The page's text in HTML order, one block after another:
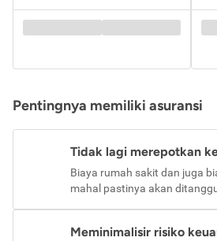
Pentingnya memiliki asuransi
Tidak lagi merepotkan
Biaya rumah sakit dan juga
mahal pastinya akan
Meminimalisir risiko